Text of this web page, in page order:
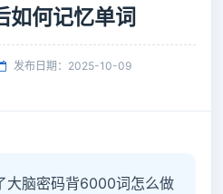
如何记忆单词
发布日期：2025-10-09
大脑密码背6000词怎么做